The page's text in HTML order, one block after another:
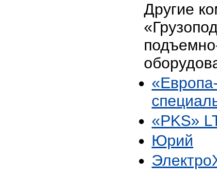
Другие
«PKS»
Юрий